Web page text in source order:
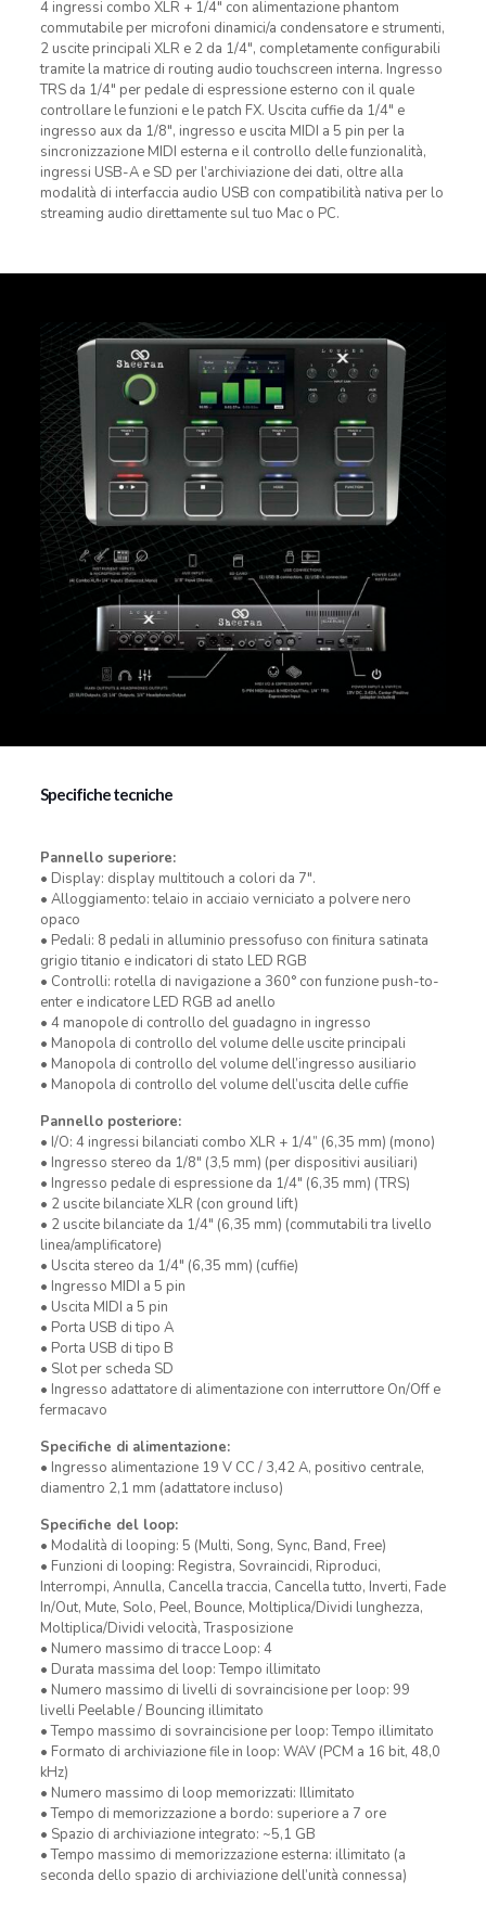
4 ingressi combo XLR + 1/4″ con alimentazione phantom
commutabile per microfoni dinamici/a condensatore e strumenti,
2 uscite principali XLR e 2 da 1/4″, completamente configurabili
tramite la matrice di routing audio touchscreen interna. Ingresso
TRS da 1/4″ per pedale di espressione esterno con il quale
controllare le funzioni e le patch FX. Uscita cuffie da 1/4″ e
ingresso aux da 1/8″, ingresso e uscita MIDI a 5 pin per la
sincronizzazione MIDI esterna e il controllo delle funzionalità,
ingressi USB-A e SD per l’archiviazione dei dati, oltre alla
modalità di interfaccia audio USB con compatibilità nativa per lo
streaming audio direttamente sul tuo Mac o PC.
Specifiche tecniche
Pannello superiore:
• Display: display multitouch a colori da 7″.
• Alloggiamento: telaio in acciaio verniciato a polvere nero
opaco
• Pedali: 8 pedali in alluminio pressofuso con finitura satinata
grigio titanio e indicatori di stato LED RGB
• Controlli: rotella di navigazione a 360° con funzione push-to-
enter e indicatore LED RGB ad anello
• 4 manopole di controllo del guadagno in ingresso
• Manopola di controllo del volume delle uscite principali
• Manopola di controllo del volume dell’ingresso ausiliario
• Manopola di controllo del volume dell’uscita delle cuffie
Pannello posteriore:
• I/O: 4 ingressi bilanciati combo XLR + 1/4” (6,35 mm) (mono)
• Ingresso stereo da 1/8″ (3,5 mm) (per dispositivi ausiliari)
• Ingresso pedale di espressione da 1/4″ (6,35 mm) (TRS)
• 2 uscite bilanciate XLR (con ground lift)
• 2 uscite bilanciate da 1/4″ (6,35 mm) (commutabili tra livello
linea/amplificatore)
• Uscita stereo da 1/4″ (6,35 mm) (cuffie)
• Ingresso MIDI a 5 pin
• Uscita MIDI a 5 pin
• Porta USB di tipo A
• Porta USB di tipo B
• Slot per scheda SD
• Ingresso adattatore di alimentazione con interruttore On/Off e
fermacavo
Specifiche di alimentazione:
• Ingresso alimentazione 19 V CC / 3,42 A, positivo centrale,
diamentro 2,1 mm (adattatore incluso)
Specifiche del loop:
• Modalità di looping: 5 (Multi, Song, Sync, Band, Free)
• Funzioni di looping: Registra, Sovraincidi, Riproduci,
Interrompi, Annulla, Cancella traccia, Cancella tutto, Inverti, Fade
In/Out, Mute, Solo, Peel, Bounce, Moltiplica/Dividi lunghezza,
Moltiplica/Dividi velocità, Trasposizione
• Numero massimo di tracce Loop: 4
• Durata massima del loop: Tempo illimitato
• Numero massimo di livelli di sovraincisione per loop: 99
livelli Peelable / Bouncing illimitato
• Tempo massimo di sovraincisione per loop: Tempo illimitato
• Formato di archiviazione file in loop: WAV (PCM a 16 bit, 48,0
kHz)
• Numero massimo di loop memorizzati: Illimitato
• Tempo di memorizzazione a bordo: superiore a 7 ore
• Spazio di archiviazione integrato: ~5,1 GB
• Tempo massimo di memorizzazione esterna: illimitato (a
seconda dello spazio di archiviazione dell’unità connessa)